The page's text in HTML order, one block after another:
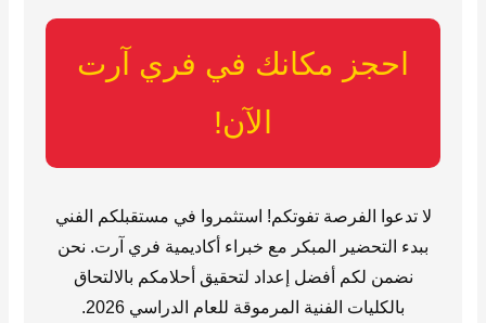
احجز مكانك في فري آرت
الآن!
لا تدعوا الفرصة تفوتكم! استثمروا في مستقبلكم الفني
ببدء التحضير المبكر مع خبراء أكاديمية فري آرت. نحن
نضمن لكم أفضل إعداد لتحقيق أحلامكم بالالتحاق
بالكليات الفنية المرموقة للعام الدراسي 2026.